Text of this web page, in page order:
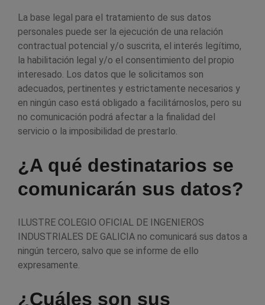
La base legal para el tratamiento de sus datos
personales puede ser la ejecución de una relación
contractual potencial y/o suscrita, el interés legítimo,
la habilitación legal y/o el consentimiento del propio
interesado. Los datos que le solicitamos son
adecuados, pertinentes y estrictamente necesarios y
en ningún caso está obligado a facilitárnoslos, pero su
no comunicación podrá afectar a la finalidad del
servicio o la imposibilidad de prestarlo.
¿A qué destinatarios se
comunicarán sus datos?
ILUSTRE COLEGIO OFICIAL DE INGENIEROS
INDUSTRIALES DE GALICIA no comunicará sus datos a
ningún tercero, salvo que se informe de ello
expresamente.
¿Cuáles son sus